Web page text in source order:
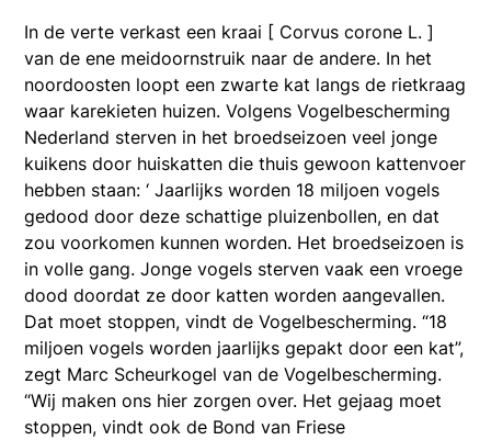
In de verte verkast een kraai [ Corvus corone L. ]
van de ene meidoornstruik naar de andere. In het
noordoosten loopt een zwarte kat langs de rietkraag
waar karekieten huizen. Volgens Vogelbescherming
Nederland sterven in het broedseizoen veel jonge
kuikens door huiskatten die thuis gewoon kattenvoer
hebben staan: ‘ Jaarlijks worden 18 miljoen vogels
gedood door deze schattige pluizenbollen, en dat
zou voorkomen kunnen worden. Het broedseizoen is
in volle gang. Jonge vogels sterven vaak een vroege
dood doordat ze door katten worden aangevallen.
Dat moet stoppen, vindt de Vogelbescherming. “18
miljoen vogels worden jaarlijks gepakt door een kat”,
zegt Marc Scheurkogel van de Vogelbescherming.
“Wij maken ons hier zorgen over. Het gejaag moet
stoppen, vindt ook de Bond van Friese